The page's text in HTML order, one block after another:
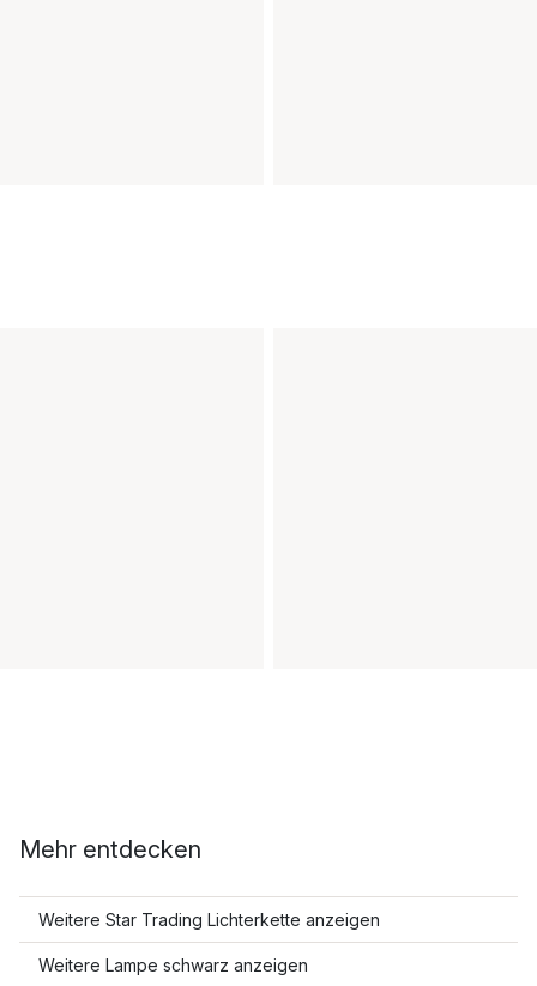
Mehr entdecken
Weitere Star Trading Lichterkette anzeigen
Weitere Lampe schwarz anzeigen